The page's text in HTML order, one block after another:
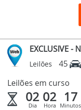
EXCLUSIVE -
Leilões
45
Leilões em curso
02
Dia
02
Hora
17
Minutos